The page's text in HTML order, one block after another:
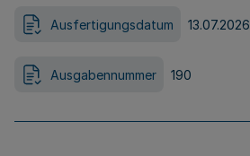
Ausfertigungsdatum 13.07.2026
Ausgabennummer 190